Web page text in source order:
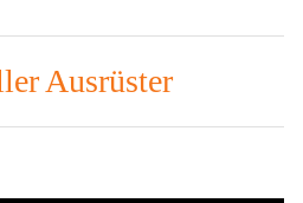
Ausrüster